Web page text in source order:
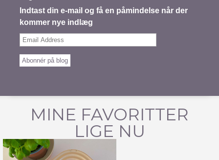
Indtast din e-mail og få en påmindelse når der
kommer nye indlæg
Email
Abonnér på blog
MINE FAVORITTER
LIGE NU